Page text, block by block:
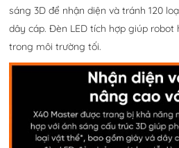
sáng 3D để nhận diện và tránh 120
dây cáp. Đèn LED tích hợp giúp
trong môi trường tối.